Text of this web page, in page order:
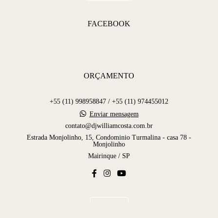
FACEBOOK
ORÇAMENTO
+55 (11) 998958847 / +55 (11) 974455012
Enviar mensagem
contato@djwilliamcosta.com.br
Estrada Monjolinho, 15, Condominio Turmalina - casa 78 -
Monjolinho
Mairinque / SP